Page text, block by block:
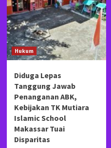
Hukum
Diduga Lepas
Tanggung Jawab
Penanganan ABK,
Kebijakan TK Mutiara
Islamic School
Makassar Tuai
Disparitas